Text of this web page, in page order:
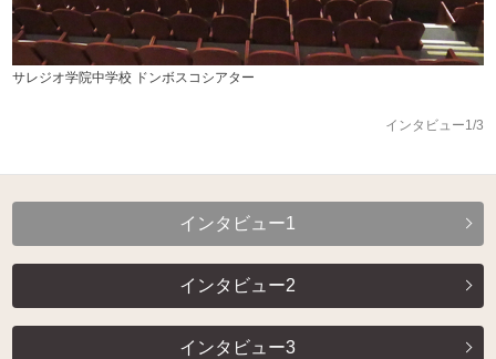
サレジオ学院中学校 ドンボスコシアター
インタビュー1/3
インタビュー1
インタビュー2
インタビュー3